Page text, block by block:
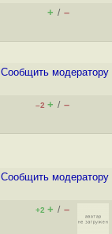
+ / –
Cообщить модератору
–2 + / –
Cообщить модератору
+2 + / –